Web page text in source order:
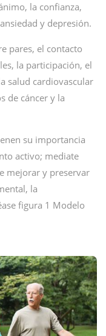
la confianza,
y depresión.
pares, el contacto
la participación, el
salud cardiovascular
de cáncer y la
su importancia
activo; mediate
mejorar y preservar
la
figura 1 Modelo